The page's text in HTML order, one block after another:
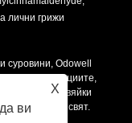
лични грижи
суровини, Odowell
към иновациите,
предоставяйки
по целия свят.
X
ви